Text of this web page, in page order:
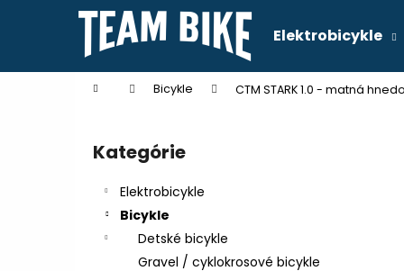
Elektrobicykle
Domov Bicykle CTM STARK 1.0 - matná
Preskočiť
kategórie
Kategórie
Elektrobicykle
Bicykle
Detské bicykle
Gravel / cyklokrosové bicykle
í
Späť
do
Späť
do